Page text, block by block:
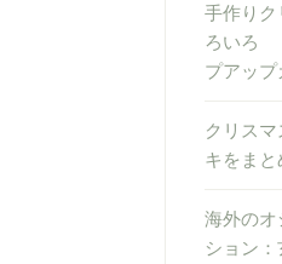
手作り
ろいろ
プアップ
クリス
キをま
海外の
ション